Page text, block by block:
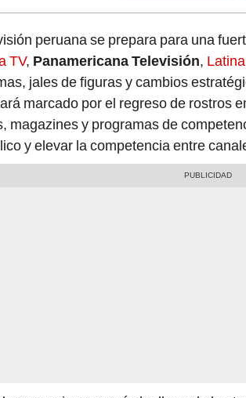
TV, Panamericana Televisión,Latina
jales de figuras y cambios
marcado por el regreso de rostros
magazines y programas de
y elevar la competencia entre